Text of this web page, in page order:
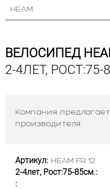
HEAM
ВЕЛОСИПЕД
2-4ЛЕТ, РОСТ:75-
Компания
производителя.
Артикул: HEAM FR 12
2-4лет, Рост:75-85см.:
: